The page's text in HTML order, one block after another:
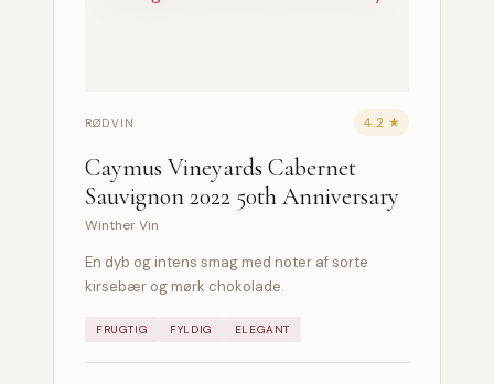
RØDVIN 4.2 ★
Caymus Vineyards Cabernet
Sauvignon 2022 50th Anniversary
Winther Vin
En dyb og intens smag med noter af sorte
kirsebær og mørk chokolade.
FRUGTIG FYLDIG ELEGANT